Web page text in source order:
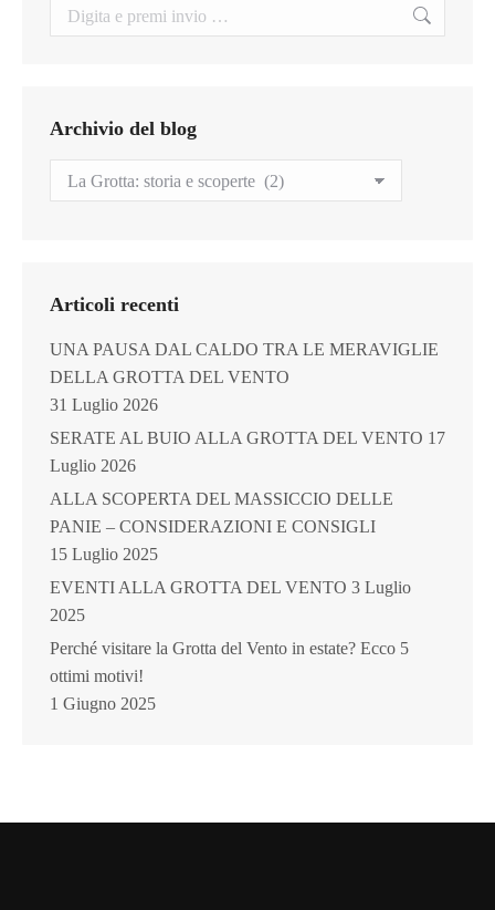
Search:
Archivio del blog
Archivio
del
Articoli recenti
UNA PAUSA DAL CALDO TRA LE MERAVIGLIE
DELLA GROTTA DEL VENTO
31 Luglio 2026
SERATE AL BUIO ALLA GROTTA DEL VENTO 17
Luglio 2026
ALLA SCOPERTA DEL MASSICCIO DELLE
PANIE – CONSIDERAZIONI E CONSIGLI
15 Luglio 2025
EVENTI ALLA GROTTA DEL VENTO 3 Luglio
2025
Perché visitare la Grotta del Vento in estate? Ecco 5
ottimi motivi!
1 Giugno 2025